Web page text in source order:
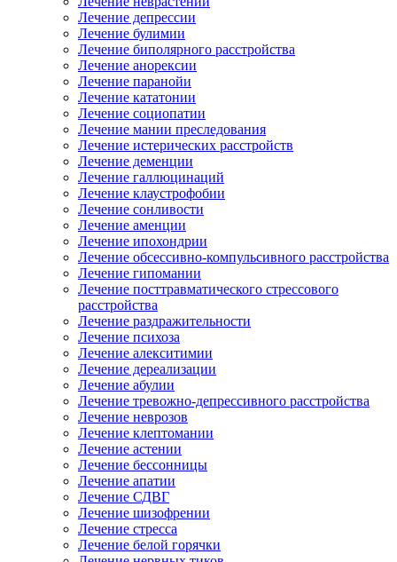
Лечение депрессии
Лечение булимии
Лечение биполярного расстройства
Лечение анорексии
Лечение паранойи
Лечение кататонии
Лечение социопатии
Лечение мании преследования
Лечение истерических расстройств
Лечение деменции
Лечение галлюцинаций
Лечение клаустрофобии
Лечение сонливости
Лечение аменции
Лечение ипохондрии
Лечение обсессивно-компульсивного расстройства
Лечение гипомании
Лечение посттравматического стрессового
расстройства
Лечение раздражительности
Лечение психоза
Лечение алекситимии
Лечение дереализации
Лечение абулии
Лечение тревожно-депрессивного расстройства
Лечение неврозов
Лечение клептомании
Лечение астении
Лечение бессонницы
Лечение апатии
Лечение СДВГ
Лечение шизофрении
Лечение стресса
Лечение белой горячки